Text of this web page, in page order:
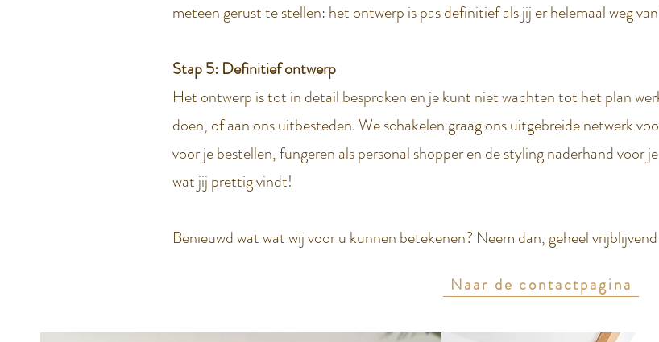
meteen gerust te stellen: het ontwerp is pas definitief als jij er helemaal weg
Stap 5: Definitief ontwerp
Het ontwerp is tot in detail besproken en je kunt niet wachten tot het plan
doen, of aan ons uitbesteden. We schakelen graag ons uitgebreide netwerk
voor je bestellen, fungeren als personal shopper en de styling naderhand voor
wat jij prettig vindt!
Benieuwd wat wat wij voor u kunnen betekenen? Neem dan, geheel
Naar de contactpagina